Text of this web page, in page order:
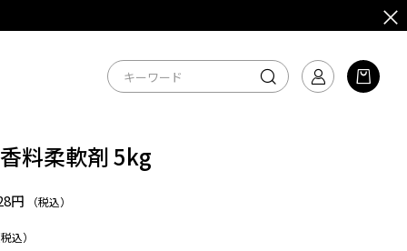
料柔軟剤 5kg
円 （税込）
込）